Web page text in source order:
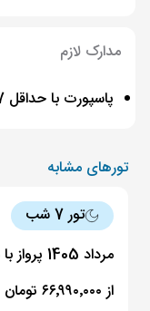
مدارک لازم
پاسپورت با حداقل 7 ماه اعتبار
تورهای مشابه
تور 7 شب
مرداد 1405 پرواز با معراج ایر
از ۶۶٬۹۹۰٬۰۰۰ تومان